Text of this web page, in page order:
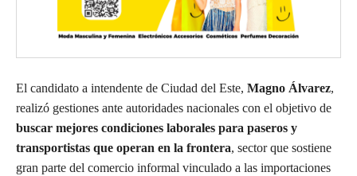
El candidato a intendente de Ciudad del Este, Magno Álvarez,
realizó gestiones ante autoridades nacionales con el objetivo de
buscar mejores condiciones laborales para paseros y
transportistas que operan en la frontera, sector que sostiene
gran parte del comercio informal vinculado a las importaciones